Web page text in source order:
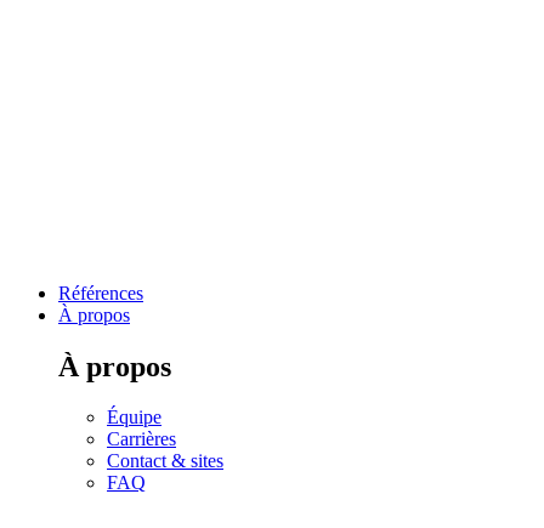
Références
À propos
À propos
Équipe
Carrières
Contact & sites
FAQ